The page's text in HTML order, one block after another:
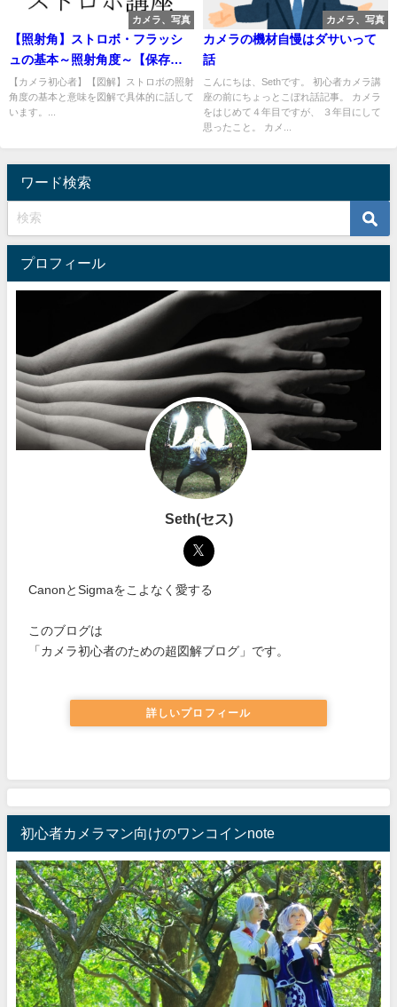
カメラ、写真
【照射角】ストロボ・フラッシ
ュの基本～照射角度～【保存
版】
【カメラ初心者】【図解】ストロボの照射
角度の基本と意味を図解で具体的に話して
います。...
カメラ、写真
カメラの機材自慢はダサいって
話
こんにちは、Sethです。 初心者カメラ講
座の前にちょっとこぼれ話記事。 カメラ
をはじめて４年目ですが、 ３年目にして
思ったこと。 カメ...
ワード検索
プロフィール
Seth(セス)
CanonとSigmaをこよなく愛する
このブログは
「カメラ初心者のための超図解ブログ」です。
詳しいプロフィール
初心者カメラマン向けのワンコインnote